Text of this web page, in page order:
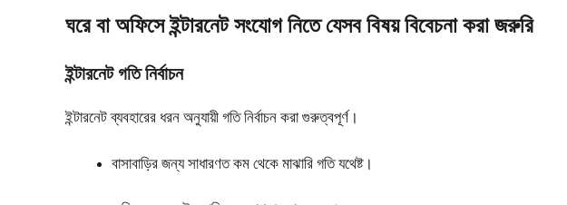
ঘরে বা অফিসে ইন্টারনেট সংযোগ নিতে যেসব বিষয় বিবেচনা করা জরুরি
ইন্টারনেট গতি নির্বাচন
ইন্টারনেট ব্যবহারের ধরন অনুযায়ী গতি নির্বাচন করা গুরুত্বপূর্ণ।
বাসাবাড়ির জন্য সাধারণত কম থেকে মাঝারি গতি যথেষ্ট।